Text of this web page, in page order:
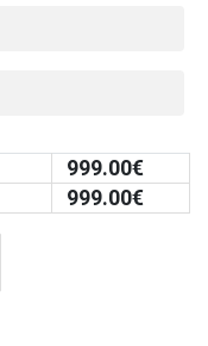
999.00€
999.00€